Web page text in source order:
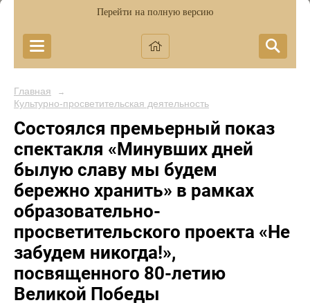
Перейти на полную версию
Главная →
Культурно-просветительская деятельность
Cостоялся премьерный показ
спектакля «Минувших дней
былую славу мы будем
бережно хранить» в рамках
образовательно-
просветительского проекта «Не
забудем никогда!»,
посвященного 80-летию
Великой Победы